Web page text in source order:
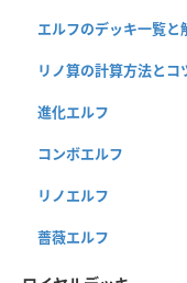
エルフのデッキ一覧と
リノ算の計算方法とコ
進化エルフ
コンボエルフ
リノエルフ
薔薇エルフ